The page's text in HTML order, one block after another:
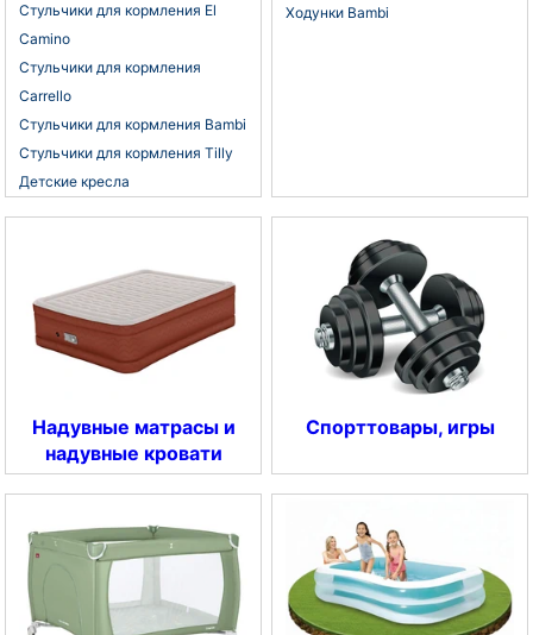
Стульчики для кормления El
Camino
Стульчики для кормления
Carrello
Стульчики для кормления Bambi
Стульчики для кормления Tilly
Детские кресла
Ходунки Bambi
Надувные матрасы и
надувные кровати
Спорттовары, игры